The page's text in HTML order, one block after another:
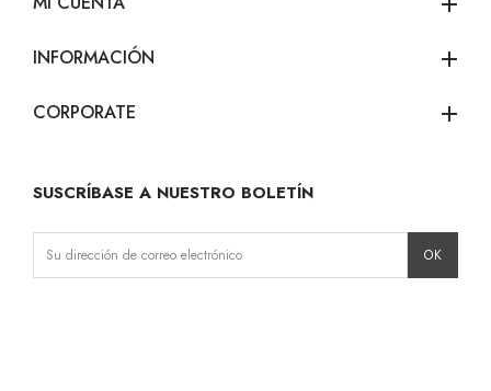
INFORMACIÓN add
CORPORATE add
SUSCRÍBASE A NUESTRO BOLETÍN